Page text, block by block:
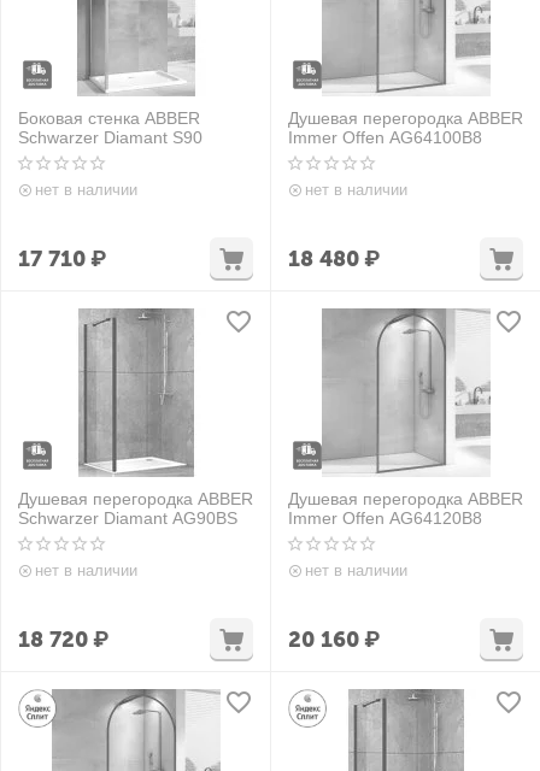
Боковая стенка ABBER
Schwarzer Diamant S90
нет в наличии
17 710₽
Душевая перегородка ABBER
Immer Offen AG64100B8
нет в наличии
18 480₽
Душевая перегородка ABBER
Schwarzer Diamant AG90BS
нет в наличии
18 720₽
Душевая перегородка ABBER
Immer Offen AG64120B8
нет в наличии
20 160₽